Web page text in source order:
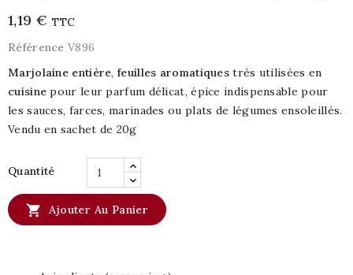
1,19 € TTC
Référence V896
Marjolaine entière,feuilles aromatiques très utilisées en
cuisine pour leur parfum délicat, épice indispensable pour
les sauces, farces, marinades ou plats de légumes ensoleillés.
Vendu en sachet de 20g
Quantité
 Ajouter Au Panier